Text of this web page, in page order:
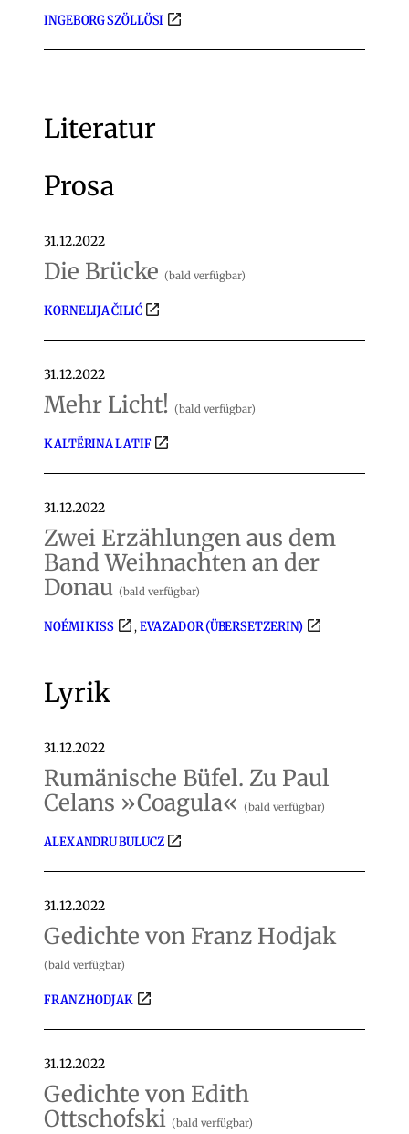
INGEBORG SZÖLLÖSI
Literatur
Prosa
31.12.2022
Die Brücke (bald verfügbar)
KORNELIJA ČILIĆ
31.12.2022
Mehr Licht! (bald verfügbar)
KALTËRINA LATIF
31.12.2022
Zwei Erzählungen aus dem
Band Weihnachten an der
Donau (bald verfügbar)
NOÉMI KISS , EVA ZADOR (ÜBERSETZERIN)
Lyrik
31.12.2022
Rumänische Büfel. Zu Paul
Celans »Coagula« (bald verfügbar)
ALEXANDRU BULUCZ
31.12.2022
Gedichte von Franz Hodjak
(bald verfügbar)
FRANZ HODJAK
31.12.2022
Gedichte von Edith
Ottschofski (bald verfügbar)